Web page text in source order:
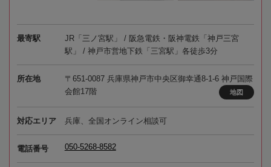
最寄駅
JR「三ノ宮駅」 / 阪急電鉄・阪神電鉄「神戸三宮
駅」 / 神戸市営地下鉄「三宮駅」各徒歩3分
所在地
〒651-0087 兵庫県神戸市中央区御幸通8-1-6 神戸国際
会館17階
地図
対応エリア 兵庫、全国オンライン相談可
電話番号 050-5268-8582